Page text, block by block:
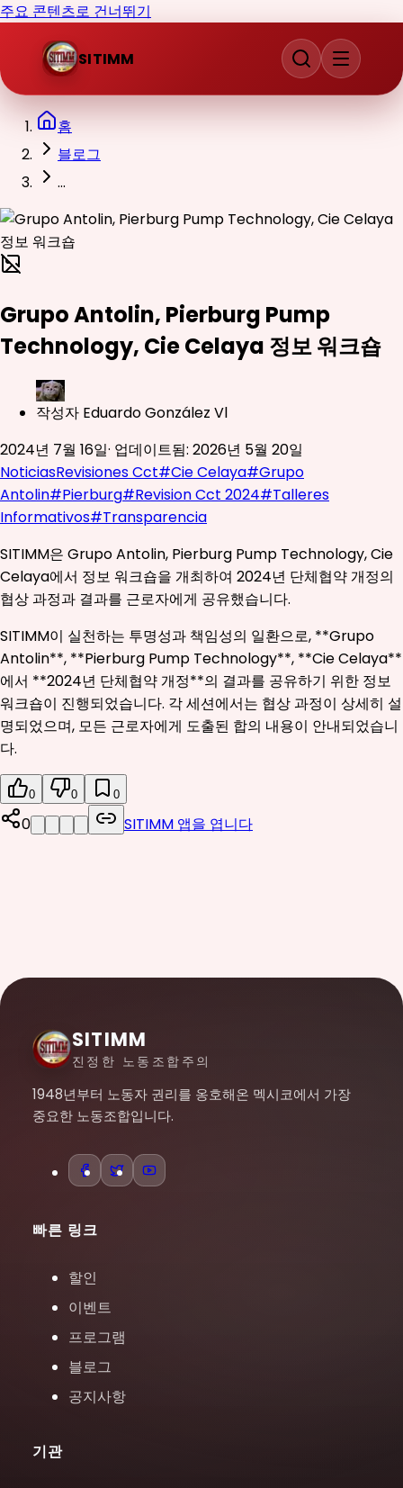
주요 콘텐츠로 건너뛰기
SITIMM
홈
블로그
...
Grupo Antolin, Pierburg Pump
Technology, Cie Celaya 정보 워크숍
작성자 Eduardo González Vl
2024년 7월 16일· 업데이트됨: 2026년 5월 20일
NoticiasRevisiones Cct#Cie Celaya#Grupo
Antolin#Pierburg#Revision Cct 2024#Talleres
Informativos#Transparencia
SITIMM은 Grupo Antolin, Pierburg Pump Technology, Cie
Celaya에서 정보 워크숍을 개최하여 2024년 단체협약 개정의
협상 과정과 결과를 근로자에게 공유했습니다.
SITIMM이 실천하는 투명성과 책임성의 일환으로, **Grupo
Antolin**, **Pierburg Pump Technology**, **Cie Celaya**
에서 **2024년 단체협약 개정**의 결과를 공유하기 위한 정보
워크숍이 진행되었습니다. 각 세션에서는 협상 과정이 상세히 설
명되었으며, 모든 근로자에게 도출된 합의 내용이 안내되었습니
다.
0 0 0
0 SITIMM 앱을 ​​엽니다
SITIMM
진정한 노동조합주의
1948년부터 노동자 권리를 옹호해온 멕시코에서 가장
중요한 노동조합입니다.
빠른 링크
할인
이벤트
프로그램
블로그
공지사항
기관